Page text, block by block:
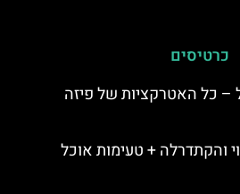
כרטיסים
– כל האטרקציות של פיזה
והקתדרלה + טעימות אוכל